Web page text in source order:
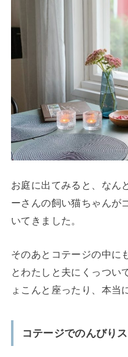
お庭に出てみると、なん
ーさんの飼い猫ちゃんが
いてきました。
そのあとコテージの中に
とわたしと夫にくっつい
ょこんと座ったり、本当
コテージでのんびり